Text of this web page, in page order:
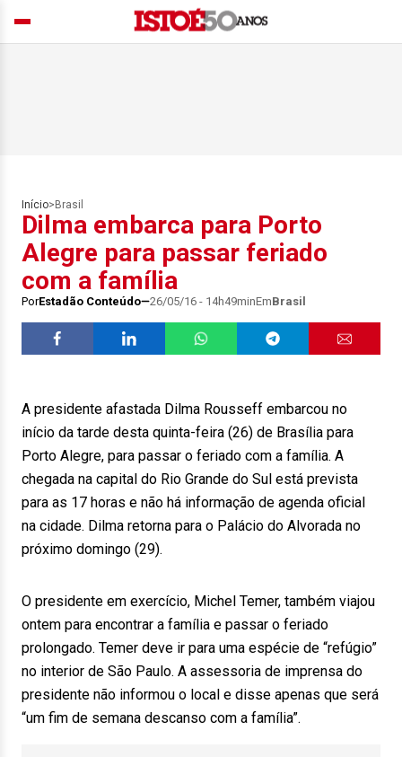
Início> Brasil
Dilma embarca para Porto
Alegre para passar feriado
com a família
PorEstadão Conteúdo 26/05/16 - 14h49minEmBrasil
A presidente afastada Dilma Rousseff embarcou no
início da tarde desta quinta-feira (26) de Brasília para
Porto Alegre, para passar o feriado com a família. A
chegada na capital do Rio Grande do Sul está prevista
para as 17 horas e não há informação de agenda oficial
na cidade. Dilma retorna para o Palácio do Alvorada no
próximo domingo (29).
O presidente em exercício, Michel Temer, também viajou
ontem para encontrar a família e passar o feriado
prolongado. Temer deve ir para uma espécie de “refúgio”
no interior de São Paulo. A assessoria de imprensa do
presidente não informou o local e disse apenas que será
“um fim de semana descanso com a família”.